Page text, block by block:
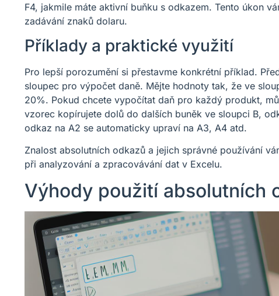
F4, jakmile máte aktivní buňku s odkazem. Tento úkon
zadávání znaků dolaru.
Příklady a praktické využití
Pro lepší porozumění si přestavme konkrétní příklad.
sloupec pro výpočet daně. Mějte hodnoty tak, že ve
20%. Pokud chcete vypočítat daň pro každý produkt,
vzorec kopírujete dolů do dalších buněk ve sloupci B,
odkaz na A2 se automaticky upraví na A3, A4 atd.
Znalost absolutních odkazů a jejich správné používání
při analyzování a zpracovávání dat v Excelu.
Výhody použití absolutních